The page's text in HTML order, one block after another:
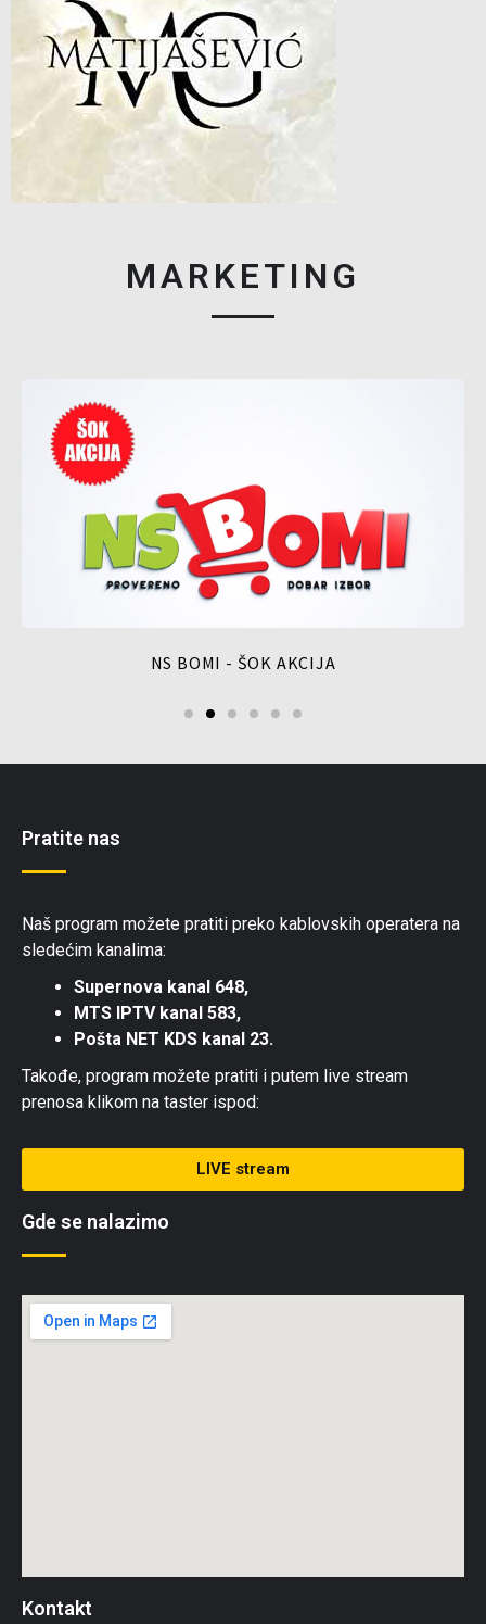
MARKETING
NS BOMI - ŠOK AKCIJA
Pratite nas
Naš program možete pratiti preko kablovskih operatera na
sledećim kanalima:
Supernova kanal 648,
MTS IPTV kanal 583,
Pošta NET KDS kanal 23.
Takođe, program možete pratiti i putem live stream
prenosa klikom na taster ispod:
LIVE stream
Gde se nalazimo
Kontakt